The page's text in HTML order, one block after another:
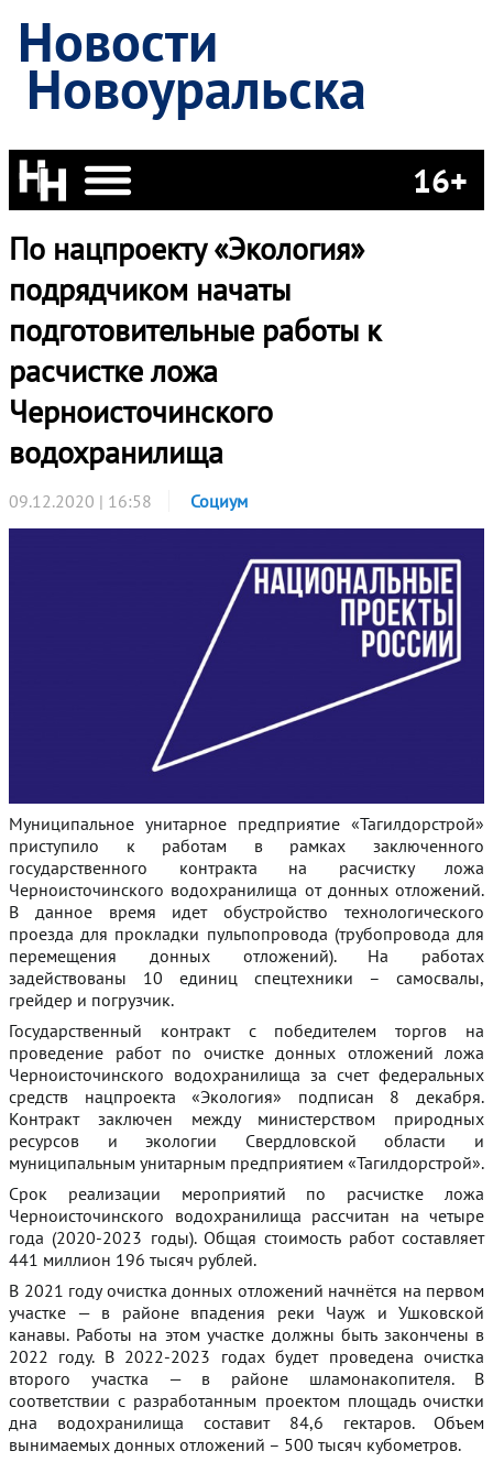
Новости
Новоуральска
16+
По нацпроекту «Экология»
подрядчиком начаты
подготовительные работы к
расчистке ложа
Черноисточинского
водохранилища
09.12.2020 | 16:58 Социум
Муниципальное унитарное предприятие «Тагилдорстрой»
приступило к работам в рамках заключенного
государственного контракта на расчистку ложа
Черноисточинского водохранилища от донных отложений.
В данное время идет обустройство технологического
проезда для прокладки пульпопровода (трубопровода для
перемещения донных отложений). На работах
задействованы 10 единиц спецтехники – самосвалы,
грейдер и погрузчик.
Государственный контракт с победителем торгов на
проведение работ по очистке донных отложений ложа
Черноисточинского водохранилища за счет федеральных
средств нацпроекта «Экология» подписан 8 декабря.
Контракт заключен между министерством природных
ресурсов и экологии Свердловской области и
муниципальным унитарным предприятием «Тагилдорстрой».
Срок реализации мероприятий по расчистке ложа
Черноисточинского водохранилища рассчитан на четыре
года (2020-2023 годы). Общая стоимость работ составляет
441 миллион 196 тысяч рублей.
В 2021 году очистка донных отложений начнётся на первом
участке — в районе впадения реки Чауж и Ушковской
канавы. Работы на этом участке должны быть закончены в
2022 году. В 2022-2023 годах будет проведена очистка
второго участка — в районе шламонакопителя. В
соответствии с разработанным проектом площадь очистки
дна водохранилища составит 84,6 гектаров. Объем
вынимаемых донных отложений – 500 тысяч кубометров.